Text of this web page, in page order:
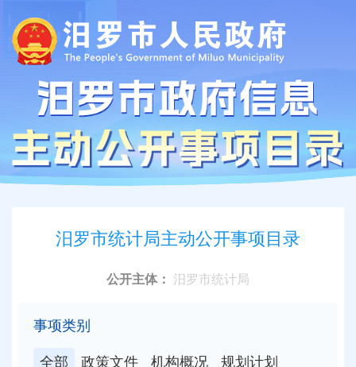
汨罗市统计局主动公开事项目录
公开主体： 汨罗市统计局
事项类别
全部 政策文件 机构概况
规划计划